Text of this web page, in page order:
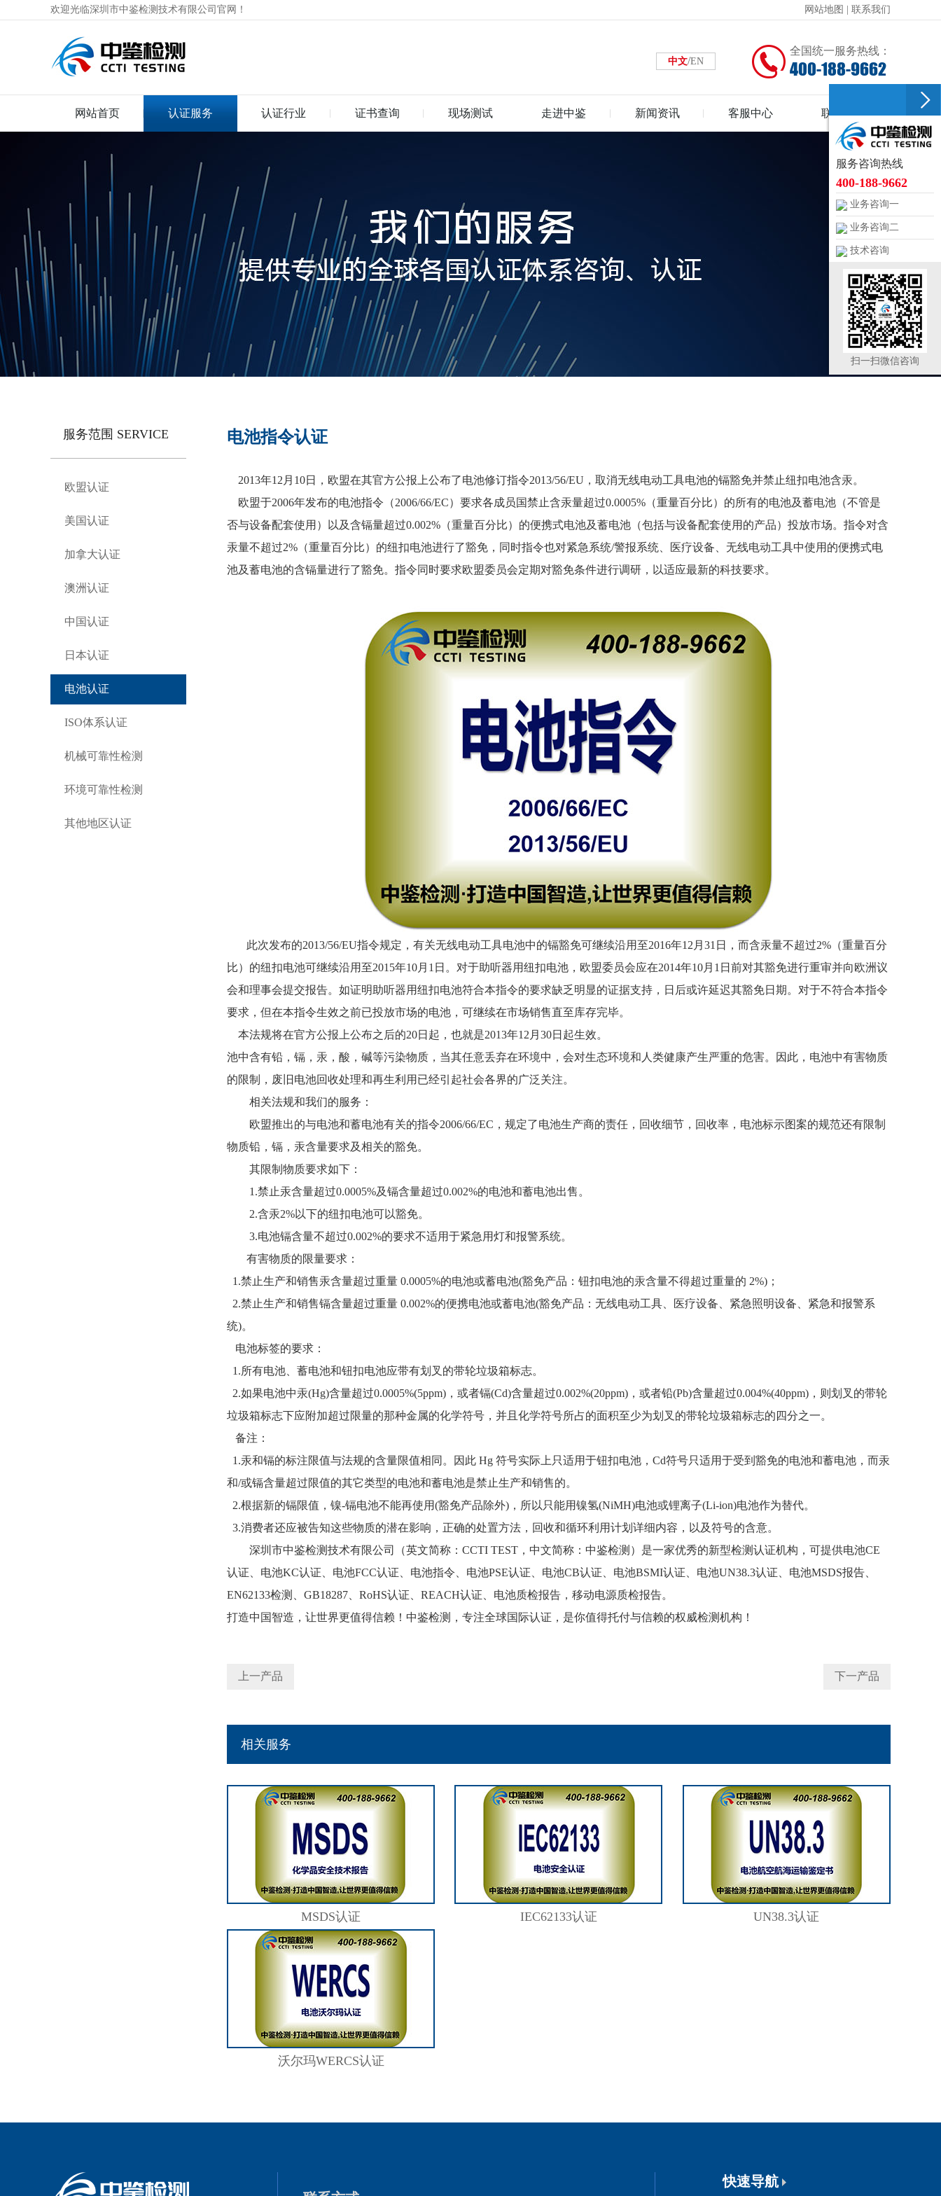
欢迎光临深圳市中鉴检测技术有限公司官网！ 网站地图 联系我们
全国统一服务热线：
400-188-9662
中文/EN
网站首页 认证服务 认证行业 证书查询 现场测试 走进中鉴 新闻资讯 客服中心 联系中鉴
服务范围 SERVICE
欧盟认证
美国认证
加拿大认证
澳洲认证
中国认证
日本认证
电池认证
ISO体系认证
机械可靠性检测
环境可靠性检测
其他地区认证
电池指令认证
2013年12月10日，欧盟在其官方公报上公布了电池修订指令2013/56/EU，取消无线电动工具电池的镉豁免并禁止纽扣电池含汞。
欧盟于2006年发布的电池指令（2006/66/EC）要求各成员国禁止含汞量超过0.0005%（重量百分比）的所有的电池及蓄电池（不管是
否与设备配套使用）以及含镉量超过0.002%（重量百分比）的便携式电池及蓄电池（包括与设备配套使用的产品）投放市场。指令对含
汞量不超过2%（重量百分比）的纽扣电池进行了豁免，同时指令也对紧急系统/警报系统、医疗设备、无线电动工具中使用的便携式电
池及蓄电池的含镉量进行了豁免。指令同时要求欧盟委员会定期对豁免条件进行调研，以适应最新的科技要求。
此次发布的2013/56/EU指令规定，有关无线电动工具电池中的镉豁免可继续沿用至2016年12月31日，而含汞量不超过2%（重量百分
比）的纽扣电池可继续沿用至2015年10月1日。对于助听器用纽扣电池，欧盟委员会应在2014年10月1日前对其豁免进行重审并向欧洲议
会和理事会提交报告。如证明助听器用纽扣电池符合本指令的要求缺乏明显的证据支持，日后或许延迟其豁免日期。对于不符合本指令
要求，但在本指令生效之前已投放市场的电池，可继续在市场销售直至库存完毕。
本法规将在官方公报上公布之后的20日起，也就是2013年12月30日起生效。
池中含有铅，镉，汞，酸，碱等污染物质，当其任意丢弃在环境中，会对生态环境和人类健康产生严重的危害。因此，电池中有害物质
的限制，废旧电池回收处理和再生利用已经引起社会各界的广泛关注。
相关法规和我们的服务：
欧盟推出的与电池和蓄电池有关的指令2006/66/EC，规定了电池生产商的责任，回收细节，回收率，电池标示图案的规范还有限制
物质铅，镉，汞含量要求及相关的豁免。
其限制物质要求如下：
1.禁止汞含量超过0.0005%及镉含量超过0.002%的电池和蓄电池出售。
2.含汞2%以下的纽扣电池可以豁免。
3.电池镉含量不超过0.002%的要求不适用于紧急用灯和报警系统。
有害物质的限量要求：
1.禁止生产和销售汞含量超过重量 0.0005%的电池或蓄电池(豁免产品：钮扣电池的汞含量不得超过重量的 2%)；
2.禁止生产和销售镉含量超过重量 0.002%的便携电池或蓄电池(豁免产品：无线电动工具、医疗设备、紧急照明设备、紧急和报警系
统)。
电池标签的要求：
1.所有电池、蓄电池和钮扣电池应带有划叉的带轮垃圾箱标志。
2.如果电池中汞(Hg)含量超过0.0005%(5ppm)，或者镉(Cd)含量超过0.002%(20ppm)，或者铅(Pb)含量超过0.004%(40ppm)，则划叉的带轮
垃圾箱标志下应附加超过限量的那种金属的化学符号，并且化学符号所占的面积至少为划叉的带轮垃圾箱标志的四分之一。
备注：
1.汞和镉的标注限值与法规的含量限值相同。因此 Hg 符号实际上只适用于钮扣电池，Cd符号只适用于受到豁免的电池和蓄电池，而汞
和/或镉含量超过限值的其它类型的电池和蓄电池是禁止生产和销售的。
2.根据新的镉限值，镍-镉电池不能再使用(豁免产品除外)，所以只能用镍氢(NiMH)电池或锂离子(Li-ion)电池作为替代。
3.消费者还应被告知这些物质的潜在影响，正确的处置方法，回收和循环利用计划详细内容，以及符号的含意。
深圳市中鉴检测技术有限公司（英文简称： CCTI TEST，中文简称：中鉴检测）是一家优秀的新型检测认证机构，可提供电池CE
认证、电池KC认证、电池FCC认证、电池指令、电池PSE认证、电池CB认证、电池BSMI认证、电池UN38.3认证、电池MSDS报告、
EN62133检测、GB18287、RoHS认证、REACH认证、电池质检报告，移动电源质检报告。
打造中国智造，让世界更值得信赖！中鉴检测，专注全球国际认证，是你值得托付与信赖的权威检测机构！
上一产品 下一产品
相关服务
MSDS认证 IEC62133认证 UN38.3认证
沃尔玛WERCS认证
快速导航
服务咨询热线
400-188-9662
业务咨询一
业务咨询二
技术咨询
扫一扫微信咨询